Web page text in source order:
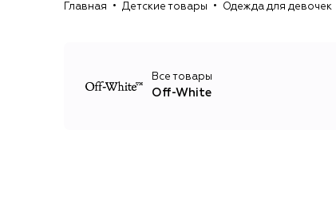
Главная Детские товары Одежда для девочек
Все товары
Off-White